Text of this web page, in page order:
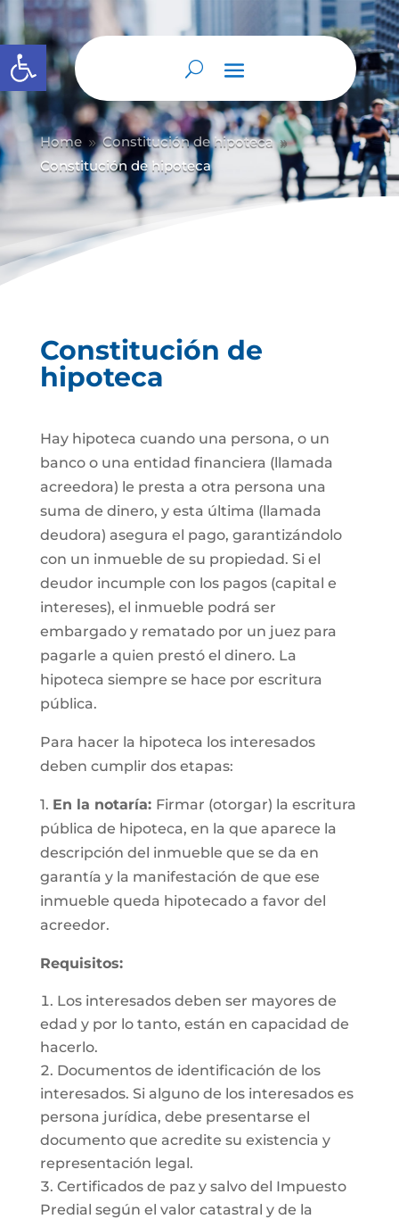
Abrir barra de herramientas
Home 9 Constitución de hipoteca 9
Constitución de hipoteca
Constitución de
hipoteca
Hay hipoteca cuando una persona, o un
banco o una entidad financiera (llamada
acreedora) le presta a otra persona una
suma de dinero, y esta última (llamada
deudora) asegura el pago, garantizándolo
con un inmueble de su propiedad. Si el
deudor incumple con los pagos (capital e
intereses), el inmueble podrá ser
embargado y rematado por un juez para
pagarle a quien prestó el dinero. La
hipoteca siempre se hace por escritura
pública.
Para hacer la hipoteca los interesados
deben cumplir dos etapas:
1. En la notaría: Firmar (otorgar) la escritura
pública de hipoteca, en la que aparece la
descripción del inmueble que se da en
garantía y la manifestación de que ese
inmueble queda hipotecado a favor del
acreedor.
Requisitos:
Los interesados deben ser mayores de
edad y por lo tanto, están en capacidad de
hacerlo.
Documentos de identificación de los
interesados. Si alguno de los interesados es
persona jurídica, debe presentarse el
documento que acredite su existencia y
representación legal.
Certificados de paz y salvo del Impuesto
Predial según el valor catastral y de la